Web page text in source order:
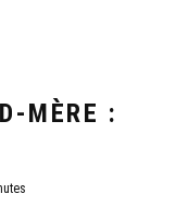
MÈRE :